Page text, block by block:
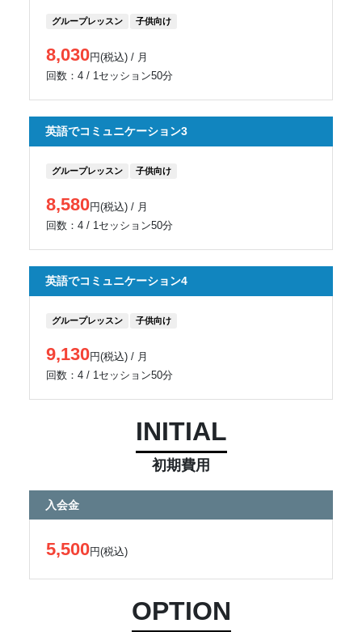
グループレッスン 子供向け
8,030円(税込) / 月
回数：4 / 1セッション50分
英語でコミュニケーション3
グループレッスン 子供向け
8,580円(税込) / 月
回数：4 / 1セッション50分
英語でコミュニケーション4
グループレッスン 子供向け
9,130円(税込) / 月
回数：4 / 1セッション50分
INITIAL
初期費用
入会金
5,500円(税込)
OPTION